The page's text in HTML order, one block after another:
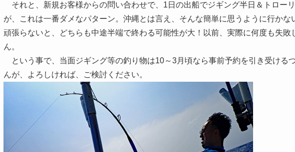
それと、新規お客様からの問い合わせで、1日の出船でジギング半日＆トロー
が、これは一番ダメなパターン。沖縄とは言え、そんな簡単に思うように行かな
頑張らないと、どちらも中途半端で終わる可能性が大！以前、実際に何度も失
ん。
という事で、当面ジギング等の釣り物は10～3月頃なら事前予約を引き受ける
んが、よろしければ、ご検討ください。